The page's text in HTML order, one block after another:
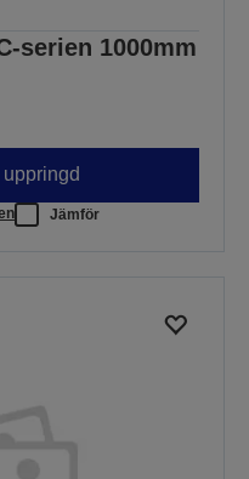
serien 1000mm
Jämför